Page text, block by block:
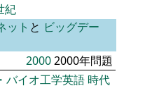
紀
ット と ビッグデー
20002000年問題
バイオ工学英語 時代